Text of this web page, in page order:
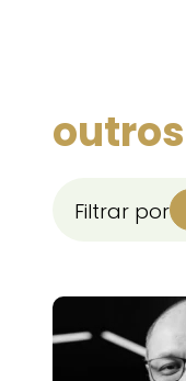
Filtrar por